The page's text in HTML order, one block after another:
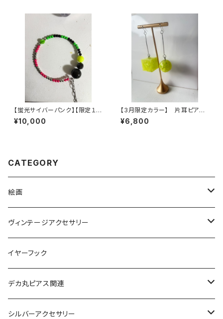
【蛍光サイバーパンク】【限定１点
のみ、再販の予定はありません】
ヴィンテージパーツで作った丸
¥10,000
【3月限定カラー】 片耳ピア
ス デカマルとデカシカク ネ
オンイエロー
¥6,800
CATEGORY
絵画
絵画ピアス
ヴィンテージアクセサリー
ヴィンテージネックレス
ヴィンテージピアス
ヴィンテージブレスレット
イヤーフック
デカ丸ピアス関連
限定カラー
シルバーアクセサリー